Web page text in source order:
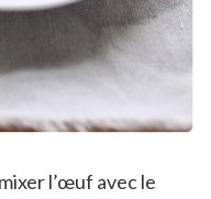
l’œuf avec le